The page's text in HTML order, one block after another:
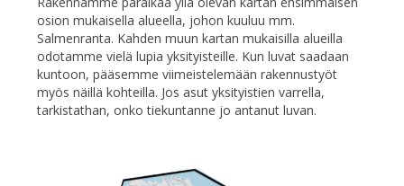
osion mukaisella alueella, johon kuuluu mm.
Salmenranta. Kahden muun kartan mukaisilla alueilla
odotamme vielä lupia yksityisteille. Kun luvat saadaan
kuntoon, pääsemme viimeistelemään rakennustyöt
myös näillä kohteilla. Jos asut yksityistien varrella,
tarkistathan, onko tiekuntanne jo antanut luvan.